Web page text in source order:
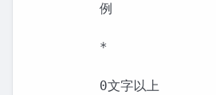
例
*
0文字以上